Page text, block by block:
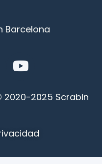
Barcelona
2020-2025 Scrabin